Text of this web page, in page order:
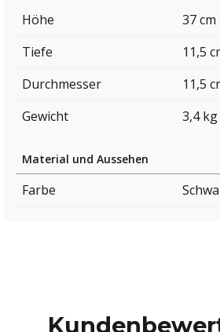
Höhe
37 cm
Tiefe
11,5
Durchmesser
11,5
Gewicht
3,4 kg
Material und Aussehen
Farbe